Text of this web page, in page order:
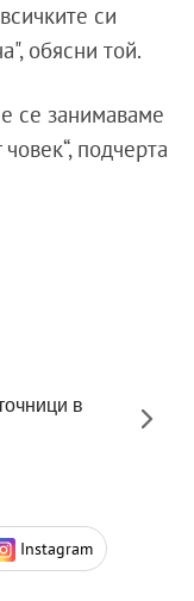
си
обясни той.
се занимаваме
подчерта
в
Instagram